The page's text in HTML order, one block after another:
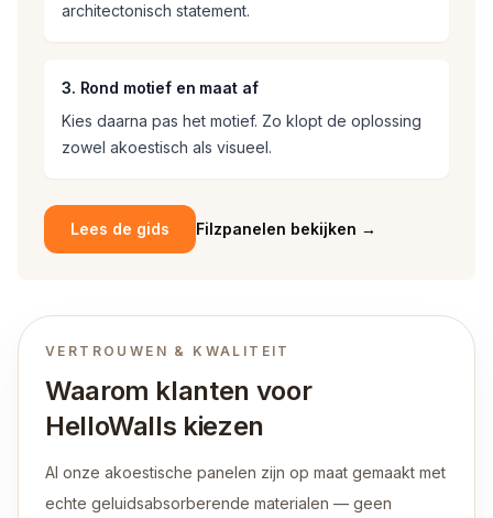
architectonisch statement.
3. Rond motief en maat af
Kies daarna pas het motief. Zo klopt de oplossing
zowel akoestisch als visueel.
Lees de gids Filzpanelen bekijken →
VERTROUWEN & KWALITEIT
Waarom klanten voor
HelloWalls kiezen
Al onze akoestische panelen zijn op maat gemaakt met
echte geluidsabsorberende materialen — geen